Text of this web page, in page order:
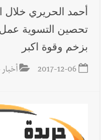
أخبار صيدا مفرزة صيدا
استدراج وابتزاز
Sollfrank على ضرورة تعزيز التعاون بين الجيشَين
أحمد الحريري خلال
تحصين التسوية
بزخم وقوة اكبر
2017-12-06